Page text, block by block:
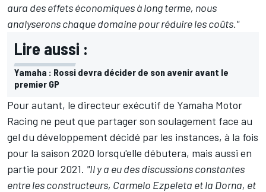
aura des effets économiques à long terme, nous
analyserons chaque domaine pour réduire les coûts."
Lire aussi :
Yamaha : Rossi devra décider de son avenir avant le
premier GP
Pour autant, le directeur exécutif de Yamaha Motor
Racing ne peut que partager son soulagement face au
gel du développement décidé par les instances, à la fois
pour la saison 2020 lorsqu'elle débutera, mais aussi en
partie pour 2021. "Il y a eu des discussions constantes
entre les constructeurs, Carmelo Ezpeleta et la Dorna, et